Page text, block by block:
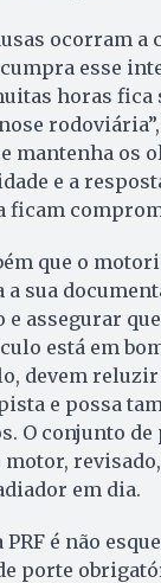
ocorram a
esse
horas fica
mantenha os
e a
ficam
que o
sua
assegurar
está em
devem reluzir
e possa
O conjunto de
em dia.
é não
porte